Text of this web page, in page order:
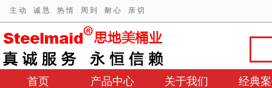
主 动 诚 恳 热 情 周 到 耐 心 亲 切
首页 产品中心 关于我们 经典